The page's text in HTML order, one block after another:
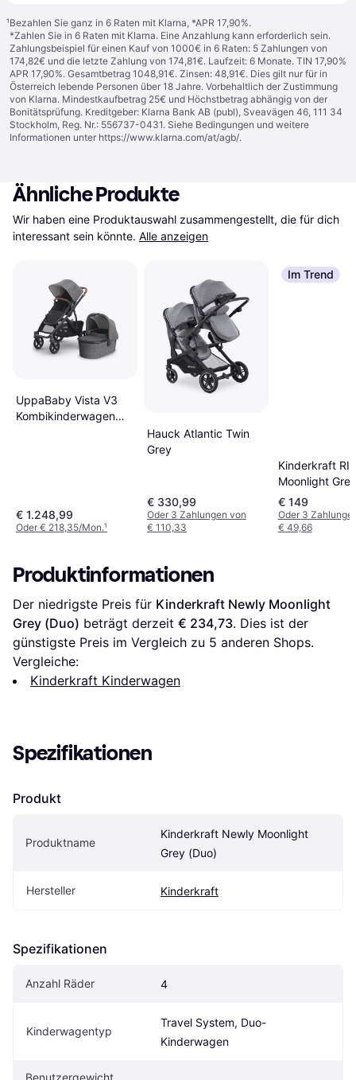
¹Bezahlen Sie ganz in 6 Raten mit Klarna, *APR 17,90%.
*Zahlen Sie in 6 Raten mit Klarna. Eine Anzahlung kann erforderlich sein.
Zahlungsbeispiel für einen Kauf von 1000€ in 6 Raten: 5 Zahlungen von
174,82€ und die letzte Zahlung von 174,81€. Laufzeit: 6 Monate. TIN 17,90%
APR 17,90%. Gesamtbetrag 1048,91€. Zinsen: 48,91€. Dies gilt nur für in
Österreich lebende Personen über 18 Jahre. Vorbehaltlich der Zustimmung
von Klarna. Mindestkaufbetrag 25€ und Höchstbetrag abhängig von der
Bonitätsprüfung. Kreditgeber: Klarna Bank AB (publ), Sveavägen 46, 111 34
Stockholm, Reg. Nr.: 556737-0431. Siehe Bedingungen und weitere
Informationen unter https://www.klarna.com/at/agb/.
Ähnliche Produkte
Wir haben eine Produktauswahl zusammengestellt, die für dich
interessant sein könnte. Alle anzeigen
UppaBaby Vista V3
Kombikinderwagen
€ 1.248,99
Oder € 218,35/Mon.¹
Hauck Atlantic Twin
Grey
€ 330,99
Oder 3 Zahlungen von
€ 110,33
Im Trend
Kinderkraft
Moonlight Grey
€ 149
Oder 3
€ 49,66
Produktinformationen
Der niedrigste Preis für Kinderkraft Newly Moonlight
Grey (Duo) beträgt derzeit € 234,73. Dies ist der
günstigste Preis im Vergleich zu 5 anderen Shops.
Vergleiche:
Kinderkraft Kinderwagen
Spezifikationen
Produkt
Produktname
Kinderkraft Newly Moonlight
Grey (Duo)
Hersteller Kinderkraft
Spezifikationen
Anzahl Räder 4
Kinderwagentyp
Travel System, Duo-
Kinderwagen